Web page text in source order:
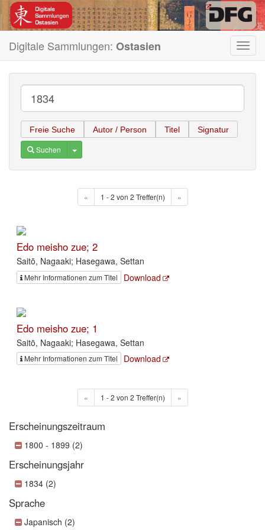
Digitale Sammlungen: Ostasien
Freie Suche Autor / Person Titel Signatur
Suchen Toggle Dropdown
« 1 - 2 von 2 Treffer(n) »
Edo meisho zue; 2
Saitō, Nagaaki; Hasegawa, Settan
Mehr Informationen zum Titel Download
Edo meisho zue; 1
Saitō, Nagaaki; Hasegawa, Settan
Mehr Informationen zum Titel Download
« 1 - 2 von 2 Treffer(n) »
Erscheinungszeitraum
1800 - 1899 (2)
Erscheinungsjahr
1834 (2)
Sprache
Japanisch (2)